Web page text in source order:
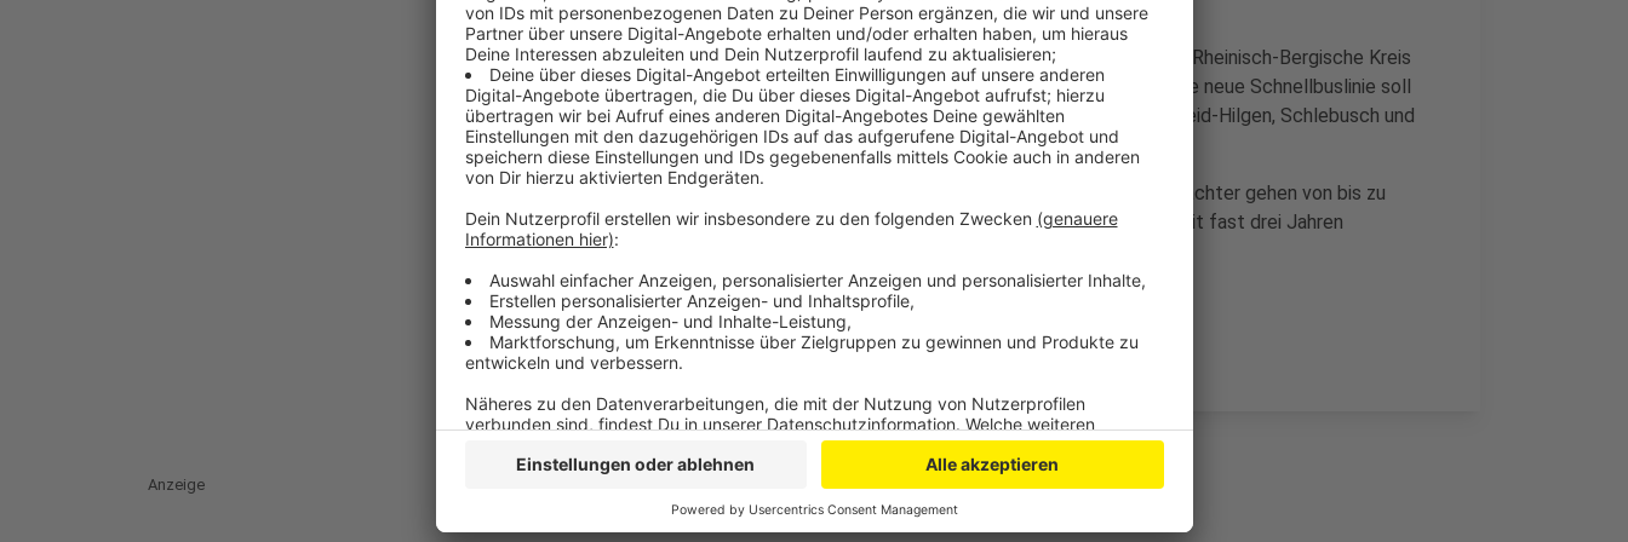
Nach der Machbarkeitsstudie hatten sich der Oberbergische, der Rheinisch-Bergische Kreis
und die Stadt Leverkusen auf eine Strecken-Variante geeinigt. Die neue Schnellbuslinie soll
von Wipperfürth aus über Hückeswagen, Wermelskirchen, Burscheid-Hilgen, Schlebusch und
Leverkusen-Mitte bis zum Chempark fahren.
Mögliche Fördergelder sollen gemeinsam beantragt werden. Gutachter gehen von bis zu
725.000 Gästen im Jahr aus. Die neue Schnellbuslinie ist schon seit fast drei Jahren
Anzeige
Anzeige